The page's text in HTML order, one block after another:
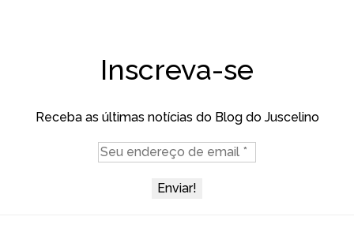
Inscreva-se
Receba as últimas notícias do Blog do Juscelino